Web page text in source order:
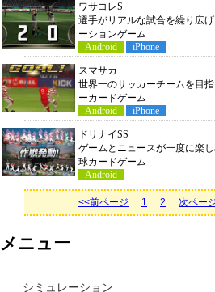
ワサコレS
選手がリアルな試合を繰り広
ーションゲーム
Android
iPhone
スマサカ
世界一のサッカーチームを目
ーカードゲーム
Android
iPhone
ドリナイSS
ゲームとニュースが一度に楽
球カードゲーム
Android
<<前ページ 1 2 次ペー
メニュー
シミュレーショ